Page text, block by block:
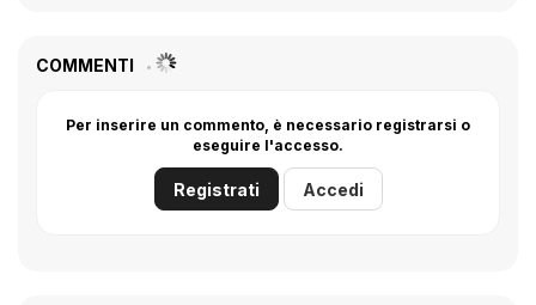
COMMENTI
Per inserire un commento, è necessario registrarsi o
eseguire l'accesso.
Registrati Accedi